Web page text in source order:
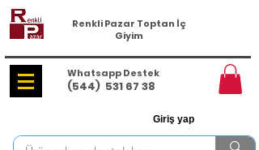
Renkli Pazar Toptan İç
Giyim
Whatsapp Destek
(544) 531 67 38
Giriş yap